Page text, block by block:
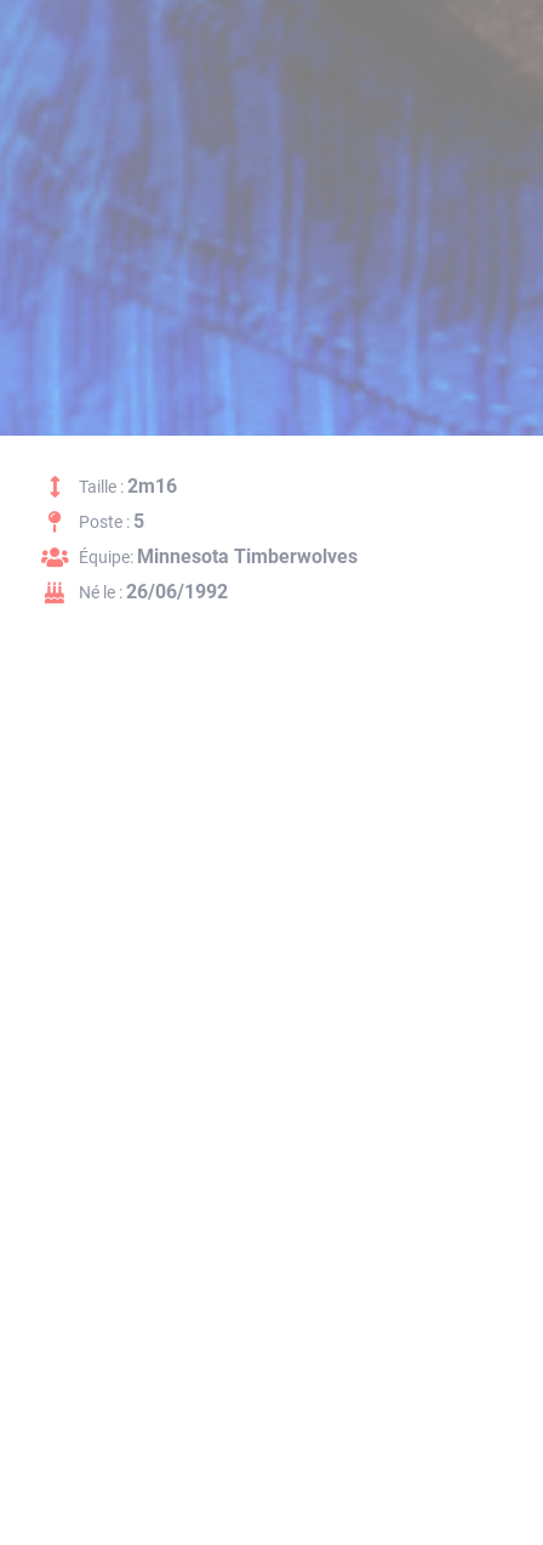
Taille :2m16
Poste : 5
Équipe: Minnesota Timberwolves
Né le :26/06/1992